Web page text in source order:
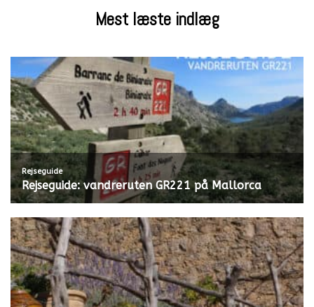
Mest læste indlæg
Rejseguide
Rejseguide: vandreruten GR221 på Mallorca